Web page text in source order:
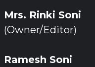
Mrs. Rinki Soni
(Owner/Editor)
Ramesh Soni